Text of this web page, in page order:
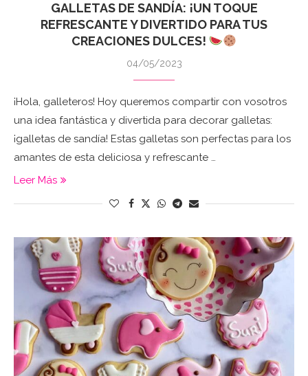
GALLETAS DE SANDÍA: ¡UN TOQUE
REFRESCANTE Y DIVERTIDO PARA TUS
CREACIONES DULCES!
04/05/2023
¡Hola, galleteros! Hoy queremos compartir con vosotros
una idea fantástica y divertida para decorar galletas:
¡galletas de sandía! Estas galletas son perfectas para los
amantes de esta deliciosa y refrescante …
Leer Más